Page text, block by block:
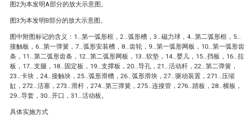
图2为本发明A部分的放大示意图。
图3为本发明B部分的放大示意图。
图中附图标记的含义：1…第一弧形框，2…弧形槽，3…磁力球，4…第二弧形框，5…
接触板，6…第一弹簧，7…弧形安装槽，8…齿轮，9…第一弧形网板，10…第一弧形齿
条，11…第二弧形齿条，12…第二弧形网板，13…软垫，14…婴儿，15…挡板，16…拉
板，17…支腿，18…固定板，19…支撑板，20…导孔，21…活动杆，22…第二弹簧，
23…卡块，24…接触块，25…弧形滑槽，26…弧形滑块，27…驱动装置，271…压缩
缸，272…活塞，273…滑杆，274…第三弹簧，275…连接管，276…踏板，28…横板，
29…导套，30…开口，31…活动板。
具体实施方式